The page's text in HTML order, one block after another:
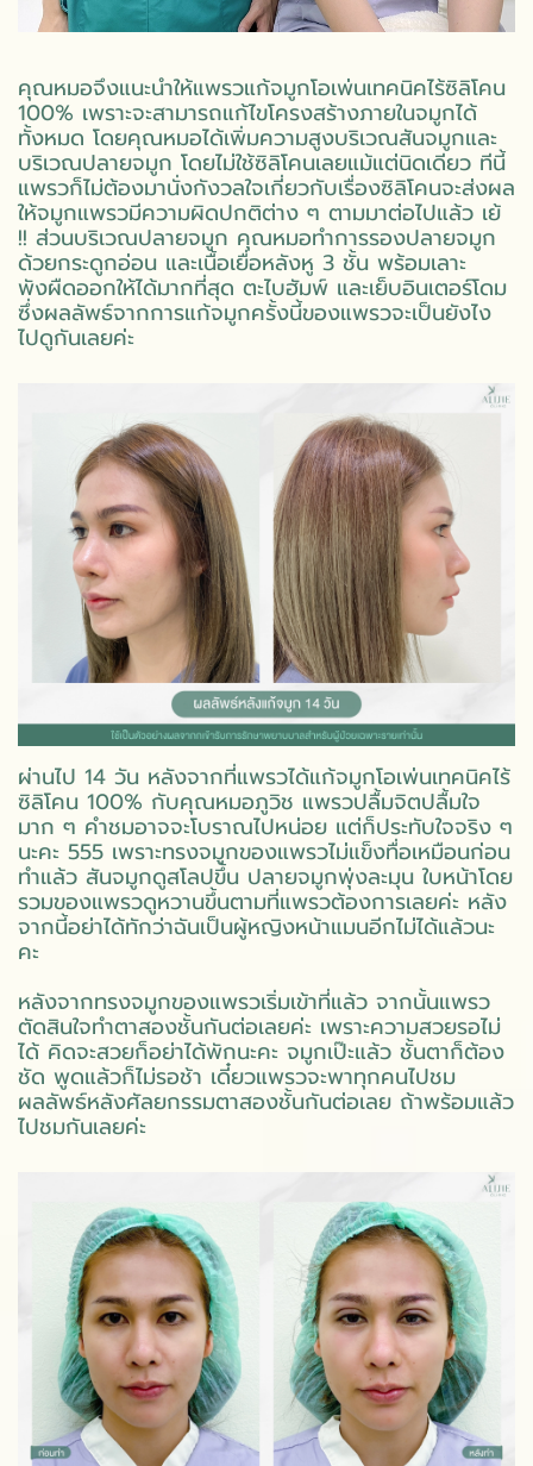
คุณหมอจึงแนะนำให้แพรวแก้จมูกโอเพ่นเทคนิคไร้ซิลิโคน
100% เพราะจะสามารถแก้ไขโครงสร้างภายในจมูกได้
ทั้งหมด โดยคุณหมอได้เพิ่มความสูงบริเวณสันจมูกและ
บริเวณปลายจมูก โดยไม่ใช้ซิลิโคนเลยแม้แต่นิดเดียว ทีนี้
แพรวก็ไม่ต้องมานั่งกังวลใจเกี่ยวกับเรื่องซิลิโคนจะส่งผล
ให้จมูกแพรวมีความผิดปกติต่าง ๆ ตามมาต่อไปแล้ว เย้
!! ส่วนบริเวณปลายจมูก คุณหมอทำการรองปลายจมูก
ด้วยกระดูกอ่อน และเนื้อเยื่อหลังหู 3 ชั้น พร้อมเลาะ
พังผืดออกให้ได้มากที่สุด ตะไบฮัมพ์ และเย็บอินเตอร์โดม
ซึ่งผลลัพธ์จากการแก้จมูกครั้งนี้ของแพรวจะเป็นยังไง
ไปดูกันเลยค่ะ
ผ่านไป 14 วัน หลังจากที่แพรวได้แก้จมูกโอเพ่นเทคนิคไร้
ซิลิโคน 100% กับคุณหมอภูวิช แพรวปลื้มจิตปลื้มใจ
มาก ๆ คำชมอาจจะโบราณไปหน่อย แต่ก็ประทับใจจริง ๆ
นะคะ 555 เพราะทรงจมูกของแพรวไม่แข็งทื่อเหมือนก่อน
ทำแล้ว สันจมูกดูสโลปขึ้น ปลายจมูกพุ่งละมุน ใบหน้าโดย
รวมของแพรวดูหวานขึ้นตามที่แพรวต้องการเลยค่ะ หลัง
จากนี้อย่าได้ทักว่าฉันเป็นผู้หญิงหน้าแมนอีกไม่ได้แล้วนะ
คะ
หลังจากทรงจมูกของแพรวเริ่มเข้าที่แล้ว จากนั้นแพรว
ตัดสินใจทำตาสองชั้นกันต่อเลยค่ะ เพราะความสวยรอไม่
ได้ คิดจะสวยก็อย่าได้พักนะคะ จมูกเป๊ะแล้ว ชั้นตาก็ต้อง
ชัด พูดแล้วก็ไม่รอช้า เดี๋ยวแพรวจะพาทุกคนไปชม
ผลลัพธ์หลังศัลยกรรมตาสองชั้นกันต่อเลย ถ้าพร้อมแล้ว
ไปชมกันเลยค่ะ